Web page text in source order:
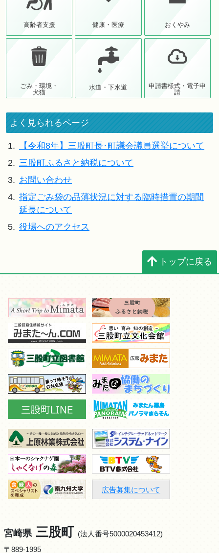
高齢者支援 健康・医療 おくやみ
ごみ・環境・
犬猫
水道・下水道
申請書様式・電子申
請
よく見られるページ
1.
【令和8年】三股町長･町議会議員選挙について
2. 三股町ふるさと納税について
3. お問い合わせ
4. 指定ごみ袋の品薄状況に対する臨時措置の期間
延長について
5. 役場へのアクセス
トップに戻る
広告募集について
宮崎県 三股町 (法人番号5000020453412)
〒889-1995